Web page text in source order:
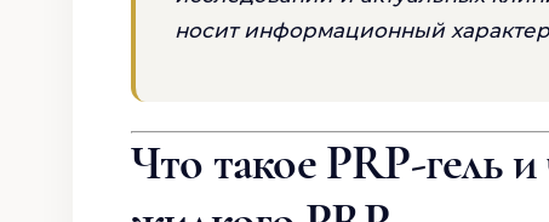
носит информационный
Что такое PRP-гель